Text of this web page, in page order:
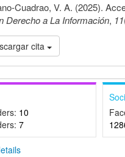
Cuadrao, V. A. (2025).
Derecho a La Información, 11
cita
10
7